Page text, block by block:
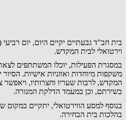
וירטואלי לבית המקדש.
במסגרת הפעילות, יוכלו המשתתפים
משקפות מיוחדות ואוזניות אישיות.
המקדש, לרבות שעריו וחצרותיו, ויאפשר
בשירתם, וכן במעמד הדלקת המנורה.
בנוסף למסע הווירטואלי, יתקיים במקום
בהלכות בית הבחירה.